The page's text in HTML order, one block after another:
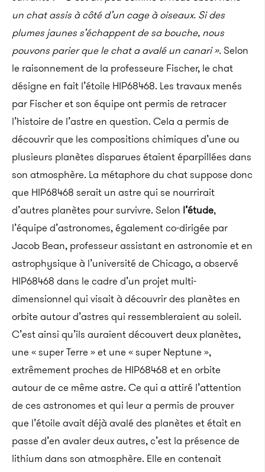
un chat assis à côté d’un cage à oiseaux. Si des
plumes jaunes s’échappent de sa bouche, nous
pouvons parier que le chat a avalé un canari ».Selon
le raisonnement de la professeure Fischer, le chat
désigne en fait l’étoile HIP68468. Les travaux menés
par Fischer et son équipe ont permis de retracer
l’histoire de l’astre en question. Cela a permis de
découvrir que les compositions chimiques d’une ou
plusieurs planètes disparues étaient éparpillées dans
son atmosphère. La métaphore du chat suppose donc
que HIP68468 serait un astre qui se nourrirait
d’autres planètes pour survivre. Selon l’étude,
l’équipe d’astronomes, également co-dirigée par
Jacob Bean, professeur assistant en astronomie et en
astrophysique à l’université de Chicago, a observé
HIP68468 dans le cadre d’un projet multi-
dimensionnel qui visait à découvrir des planètes en
orbite autour d’astres qui ressembleraient au soleil.
C’est ainsi qu’ils auraient découvert deux planètes,
une « super Terre » et une « super Neptune »,
extrêmement proches de HIP68468 et en orbite
autour de ce même astre. Ce qui a attiré l’attention
de ces astronomes et qui leur a permis de prouver
que l’étoile avait déjà avalé des planètes et était en
passe d’en avaler deux autres, c’est la présence de
lithium dans son atmosphère. Elle en contenait